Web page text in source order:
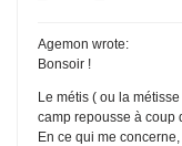
Agemon wrote:
Bonsoir !
Le métis ( ou la
camp repousse à coup
En ce qui me